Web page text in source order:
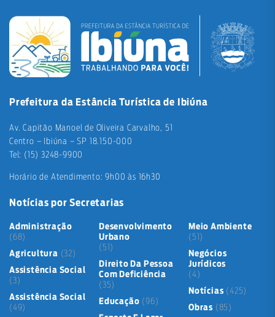
Prefeitura da Estância Turística de Ibiúna
Av. Capitão Manoel de Oliveira Carvalho, 51
Centro – Ibiúna – SP 18.150-000
Tel: (15) 3248-9900
Horário de Atendimento: 9h00 às 16h30
Notícias por Secretarias
Administração
(68)
Agricultura (32)
Assistência Social
(3)
Assistência Social
(49)
Desenvolvimento
Urbano
(51)
Direito Da Pessoa
Com Deficiência
(35)
Educação (96)
Meio Ambiente
(51)
Negócios
Jurídicos
(4)
Notícias (425)
Obras (85)